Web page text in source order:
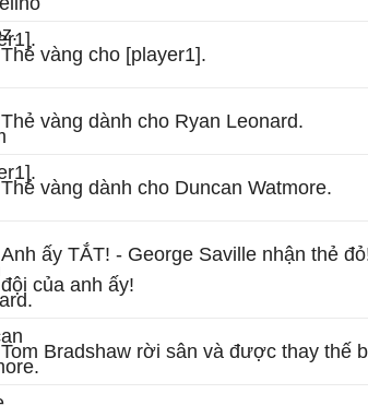
Thẻ vàng cho [player1].
Thẻ vàng dành cho Ryan Leonard.
Thẻ vàng dành cho Duncan Watmore.
Anh ấy TẮT! - George Saville nhận thẻ
đội của anh ấy!
Tom Bradshaw rời sân và được thay thế